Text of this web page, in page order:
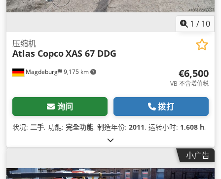
1 / 10
Magdeburg 9,175 km
压缩机
Atlas CopcoXAS 67 DDG
€6,500
VB 不含增值税
询问 拨打
状况: 二手, 功能: 完全功能, 制造年份: 2011, 运转小时: 1,608 h,
小广告